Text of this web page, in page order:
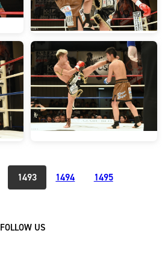
1493 1494 1495
FOLLOW US